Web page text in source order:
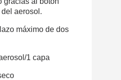
aerosol.
máximo de dos
1 capa